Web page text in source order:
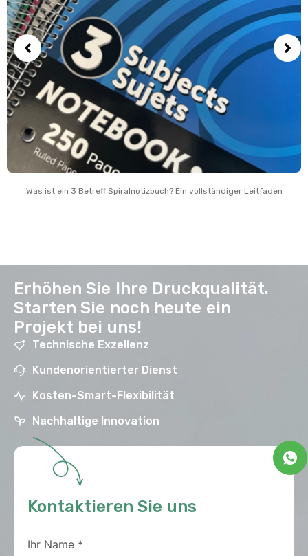
Was ist ein 3 Betreff Spiralnotizbuch? Ein vollständiger Leitfaden
Erhöhen Sie Ihre Druckqualität.
Starten Sie noch heute ein
Projekt bei uns!
Technische Exzellenz
Kundenorientierter Dienst
Kosten-Smart-Flexibilität
Nachhaltige Innovation
Kontaktieren Sie uns
Ihr Name *